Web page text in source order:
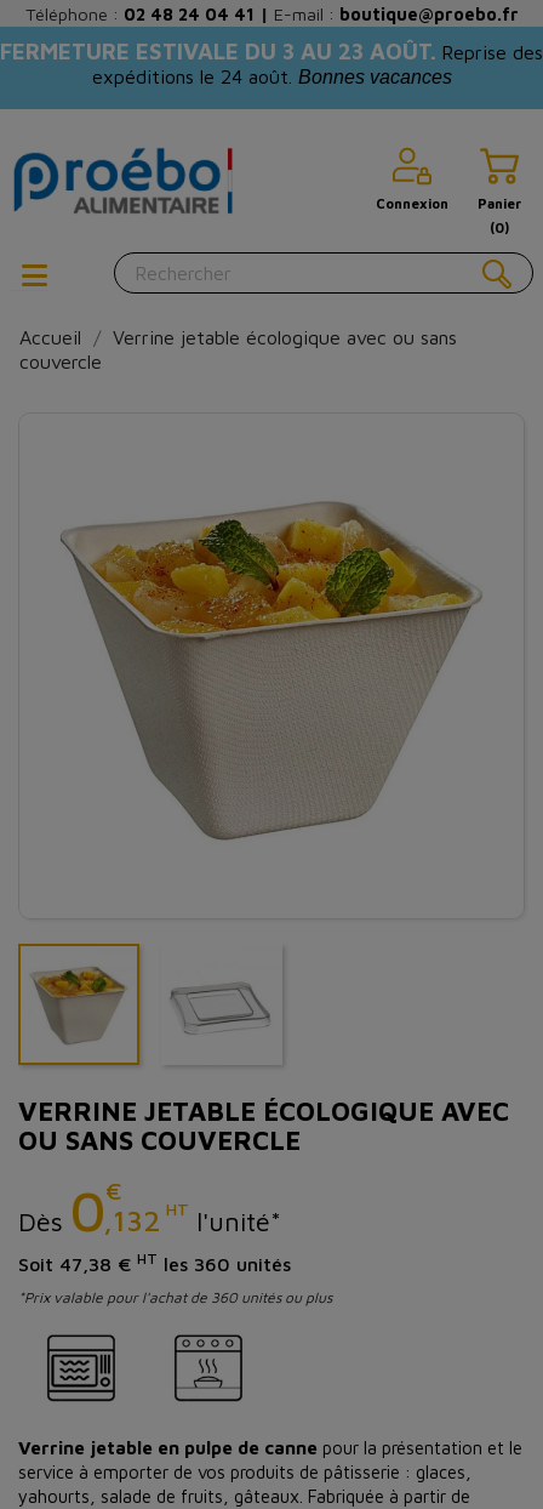
Téléphone : 02 48 24 04 41 | E-mail : boutique@proebo.fr
FERMETURE ESTIVALE DU 3 AU 23 AOÛT. Reprise des
expéditions le 24 août. Bonnes vacances
Connexion
Panier
(0)
Accueil
Verrine jetable écologique avec ou sans
couvercle
VERRINE JETABLE ÉCOLOGIQUE AVEC
OU SANS COUVERCLE
Dès 0€
,132 HT l'unité*
Soit 47,38 € HT les 360 unités
*Prix valable pour l'achat de 360 unités ou plus
Verrine jetable en pulpe de canne pour la présentation et le
service à emporter de vos produits de pâtisserie : glaces,
yahourts, salade de fruits, gâteaux. Fabriquée à partir de